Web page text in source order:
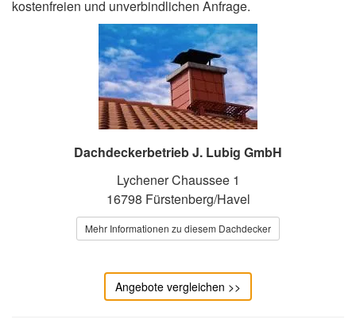
kostenfreien und unverbindlichen Anfrage.
Dachdeckerbetrieb J. Lubig GmbH
Lychener Chaussee 1
16798 Fürstenberg/Havel
Mehr Informationen zu diesem Dachdecker
Angebote vergleichen >>